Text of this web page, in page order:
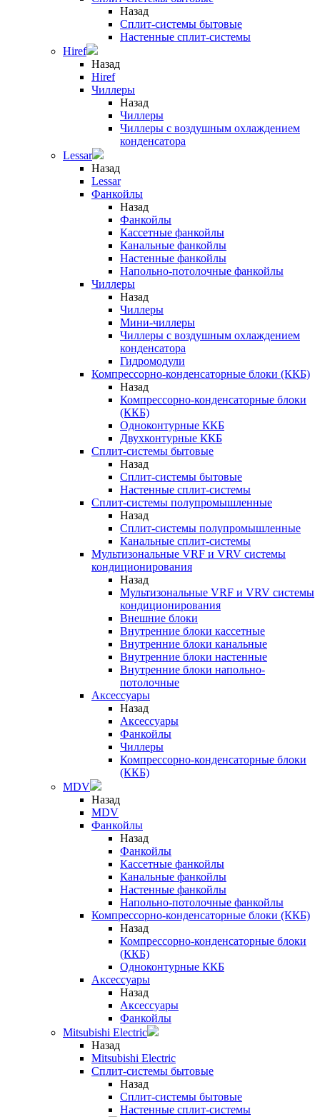
Назад
Сплит-системы бытовые
Настенные сплит-системы
Hiref
Назад
Hiref
Чиллеры
Назад
Чиллеры
Чиллеры с воздушным охлаждением
конденсатора
Lessar
Назад
Lessar
Фанкойлы
Назад
Фанкойлы
Кассетные фанкойлы
Канальные фанкойлы
Настенные фанкойлы
Напольно-потолочные фанкойлы
Чиллеры
Назад
Чиллеры
Мини-чиллеры
Чиллеры с воздушным охлаждением
конденсатора
Гидромодули
Компрессорно-конденсаторные блоки (ККБ)
Назад
Компрессорно-конденсаторные блоки
(ККБ)
Одноконтурные ККБ
Двухконтурные ККБ
Сплит-системы бытовые
Назад
Сплит-системы бытовые
Настенные сплит-системы
Сплит-системы полупромышленные
Назад
Сплит-системы полупромышленные
Канальные сплит-системы
Мультизональные VRF и VRV системы
кондиционирования
Назад
Мультизональные VRF и VRV системы
кондиционирования
Внешние блоки
Внутренние блоки кассетные
Внутренние блоки канальные
Внутренние блоки настенные
Внутренние блоки напольно-
потолочные
Аксессуары
Назад
Аксессуары
Фанкойлы
Чиллеры
Компрессорно-конденсаторные блоки
(ККБ)
MDV
Назад
MDV
Фанкойлы
Назад
Фанкойлы
Кассетные фанкойлы
Канальные фанкойлы
Настенные фанкойлы
Напольно-потолочные фанкойлы
Компрессорно-конденсаторные блоки (ККБ)
Назад
Компрессорно-конденсаторные блоки
(ККБ)
Одноконтурные ККБ
Аксессуары
Назад
Аксессуары
Фанкойлы
Mitsubishi Electric
Назад
Mitsubishi Electric
Сплит-системы бытовые
Назад
Сплит-системы бытовые
Настенные сплит-системы